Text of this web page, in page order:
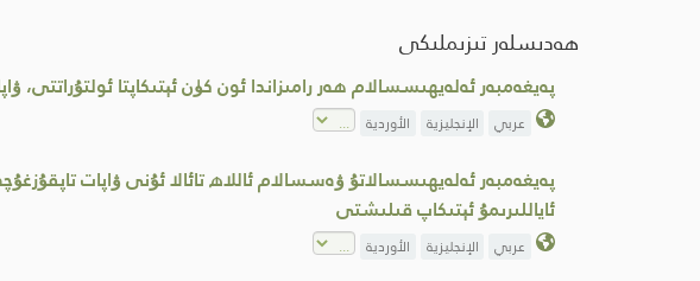
ھەدىسلەر تىزىملىكى
پەيغەمبەر ئەلەيھىسسالام ھەر رامىزاندا ئون كۈن ئېتىكاپتا ئولتۇراتتى،
عربي الإنجليزية الأوردية
پەيغەمبەر ئەلەيھىسسالاتۇ ۋەسسالام ئاللاھ تائالا ئۇنى ۋاپات
ئاياللىرىمۇ ئېتىكاپ قىلىشتى
عربي الإنجليزية الأوردية